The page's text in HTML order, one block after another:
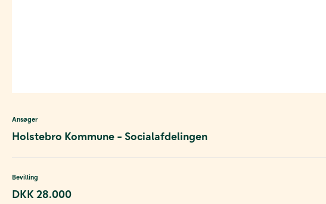
Ansøger
Holstebro Kommune - Socialafdelingen
Bevilling
DKK 28.000